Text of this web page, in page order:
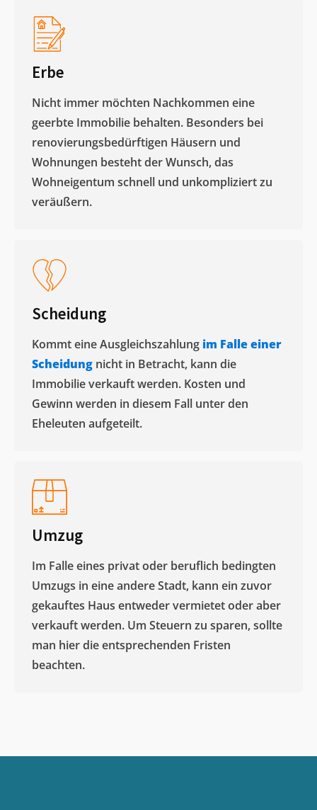
Erbe
Nicht immer möchten Nachkommen eine
geerbte Immobilie behalten. Besonders bei
renovierungsbedürftigen Häusern und
Wohnungen besteht der Wunsch, das
Wohneigentum schnell und unkompliziert zu
veräußern. ​
Scheidung
Kommt eine Ausgleichszahlung im Falle einer
Scheidung nicht in Betracht, kann die
Immobilie verkauft werden. Kosten und
Gewinn werden in diesem Fall unter den
Eheleuten aufgeteilt.​
Umzug
Im Falle eines privat oder beruflich bedingten
Umzugs in eine andere Stadt, kann ein zuvor
gekauftes Haus entweder vermietet oder aber
verkauft werden. Um Steuern zu sparen, sollte
man hier die entsprechenden Fristen
beachten.